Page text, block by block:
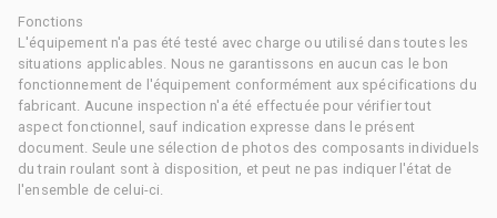
Fonctions
L'équipement n'a pas été testé avec charge ou utilisé dans toutes les
situations applicables. Nous ne garantissons en aucun cas le bon
fonctionnement de l'équipement conformément aux spécifications du
fabricant. Aucune inspection n'a été effectuée pour vérifier tout
aspect fonctionnel, sauf indication expresse dans le présent
document. Seule une sélection de photos des composants individuels
du train roulant sont à disposition, et peut ne pas indiquer l'état de
l'ensemble de celui-ci.